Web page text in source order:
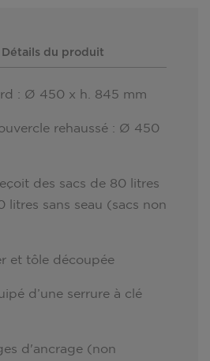
Détails du produit
: Ø 450 x h. 845 mm
rehaussé : Ø 450
des sacs de 80 litres
litres sans seau (sacs non
et tôle découpée
d’une serrure à clé
d'ancrage (non